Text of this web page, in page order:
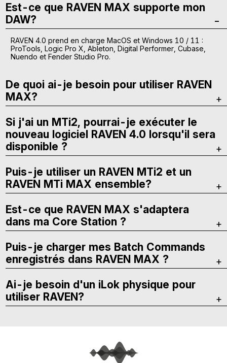
Est-ce que RAVEN MAX supporte mon
DAW?
RAVEN 4.0 prend en charge MacOS et Windows 10 / 11 :
ProTools, Logic Pro X, Ableton, Digital Performer, Cubase,
Nuendo et Fender Studio Pro.
De quoi ai-je besoin pour utiliser RAVEN
MAX?
Si j'ai un MTi2, pourrai-je exécuter le
nouveau logiciel RAVEN 4.0 lorsqu'il sera
disponible ?
Puis-je utiliser un RAVEN MTi2 et un
RAVEN MTi MAX ensemble?
Est-ce que RAVEN MAX s'adaptera
dans ma Core Station ?
Puis-je charger mes Batch Commands
enregistrés dans RAVEN MAX ?
Ai-je besoin d'un iLok physique pour
utiliser RAVEN?